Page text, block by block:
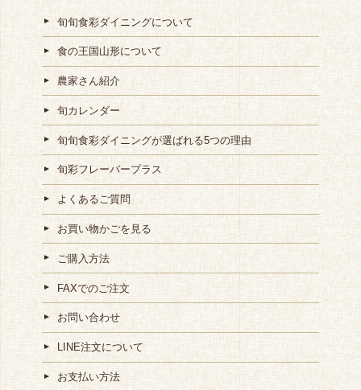
旬旬食彩ダイニングについて
食の王国山形について
農家さん紹介
旬カレンダー
旬旬食彩ダイニングが選ばれる5つの理由
旬彩フレーバープラス
よくあるご質問
お買い物かごを見る
ご購入方法
FAXでのご注文
お問い合わせ
LINE注文について
お支払い方法